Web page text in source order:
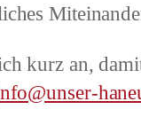
kurz an,